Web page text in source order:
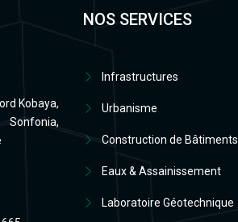
Kobaya,
Sonfonia,
NOS SERVICES
Infrastructures
Urbanisme
Construction de Bâtiments
Eaux & Assainissement
Laboratoire Géotechnique